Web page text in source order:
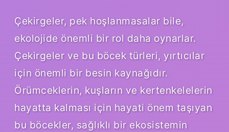
Çekirgeler, pek hoşlanmasalar bile,
ekolojide önemli bir rol daha oynarlar.
Çekirgeler ve bu böcek türleri, yırtıcılar
için önemli bir besin kaynağıdır.
Örümceklerin, kuşların ve kertenkelelerin
hayatta kalması için hayati önem taşıyan
bu böcekler, sağlıklı bir ekosistemin